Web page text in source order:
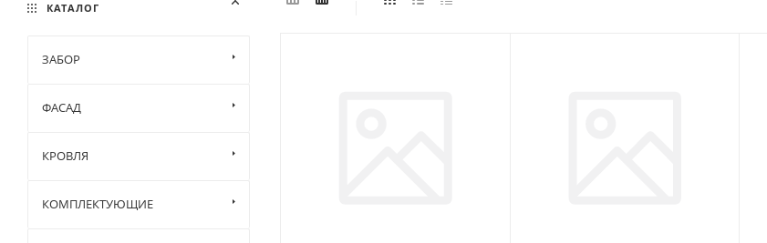
КАТАЛОГ
ЗАБОР
ФАСАД
КРОВЛЯ
КОМПЛЕКТУЮЩИЕ